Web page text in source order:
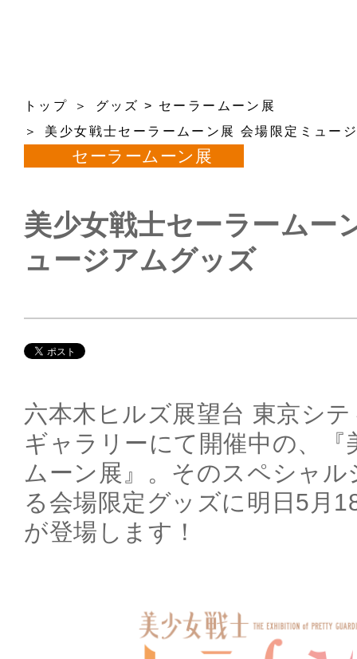
トップ グッズ > セーラームーン展
美少女戦士セーラームーン展 会場限定ミュー
セーラームーン展
美少女戦士セーラームー
ュージアムグッズ
六本木ヒルズ展望台 東京シ
ギャラリーにて開催中の、『
ムーン展』。そのスペシャ
る会場限定グッズに明日5月
が登場します！